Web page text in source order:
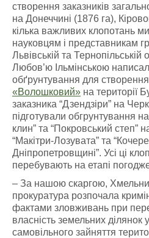
створення заказників
на Донеччині (1876 га),
кілька важливих клопотань
науковцям і представникам
Львівській та Тернопільській
Любов’ю Ільмінською
обґрунтування для
«Волошковий» на території
заказника “Дзендзіри” на
підготували обгрунтування
клин” та “Покровський степ”
“Макітри-Лозувата” та
Дніпропетровщині”. Усі ці
перебувають на етапі
– За нашою скаргою,
прокуратура розпочала
фактами зловживань при
власність земельних
самовільного зайняття